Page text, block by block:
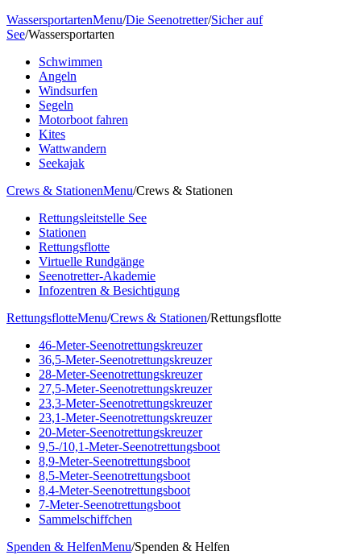
WassersportartenMenu/Die Seenotretter/Sicher auf
See/Wassersportarten
Schwimmen
Angeln
Windsurfen
Segeln
Motorboot fahren
Kites
Wattwandern
Seekajak
Crews & StationenMenu/Crews & Stationen
Rettungsleitstelle See
Stationen
Rettungsflotte
Virtuelle Rundgänge
Seenotretter-Akademie
Infozentren & Besichtigung
RettungsflotteMenu/Crews & Stationen/Rettungsflotte
46-Meter-Seenotrettungskreuzer
36,5-Meter-Seenotrettungskreuzer
28-Meter-Seenotrettungskreuzer
27,5-Meter-Seenotrettungskreuzer
23,3-Meter-Seenotrettungskreuzer
23,1-Meter-Seenotrettungskreuzer
20-Meter-Seenotrettungskreuzer
9,5-/10,1-Meter-Seenotrettungsboot
8,9-Meter-Seenotrettungsboot
8,5-Meter-Seenotrettungsboot
8,4-Meter-Seenotrettungsboot
7-Meter-Seenotrettungsboot
Sammelschiffchen
Spenden & HelfenMenu/Spenden & Helfen